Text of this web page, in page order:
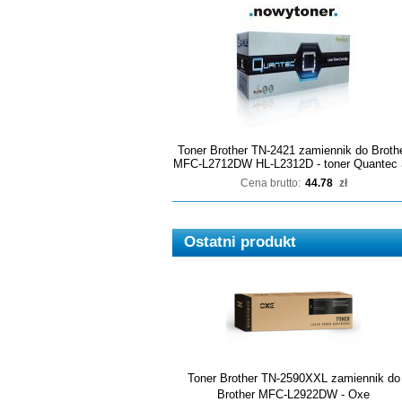
Toner Brother TN-2421 zamiennik do
MFC-L2712DW HL-L2312D - toner Quantec
Cena brutto: 44.78 zł
Ostatni produkt
Toner Brother TN-2590XXL zamiennik do
Brother MFC-L2922DW - Oxe